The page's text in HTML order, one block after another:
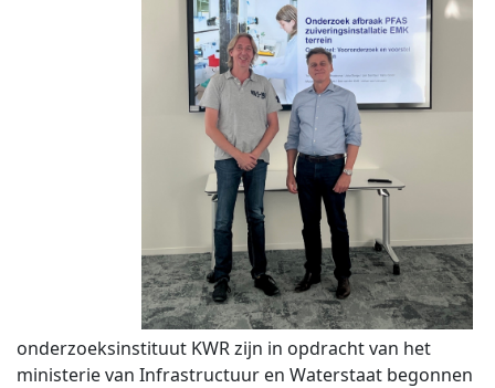
onderzoeksinstituut KWR zijn in opdracht van het
ministerie van Infrastructuur en Waterstaat begonnen